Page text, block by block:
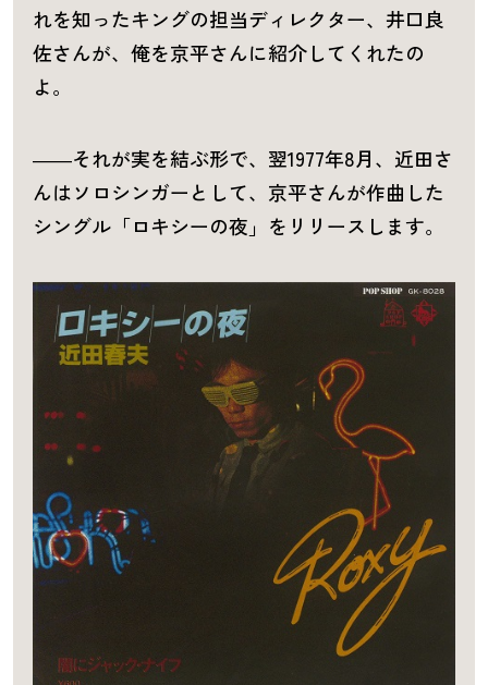
れを知ったキングの担当ディレクター、井口良
佐さんが、俺を京平さんに紹介してくれたの
よ。
――それが実を結ぶ形で、翌1977年8月、近田さ
んはソロシンガーとして、京平さんが作曲した
シングル「ロキシーの夜」をリリースします。